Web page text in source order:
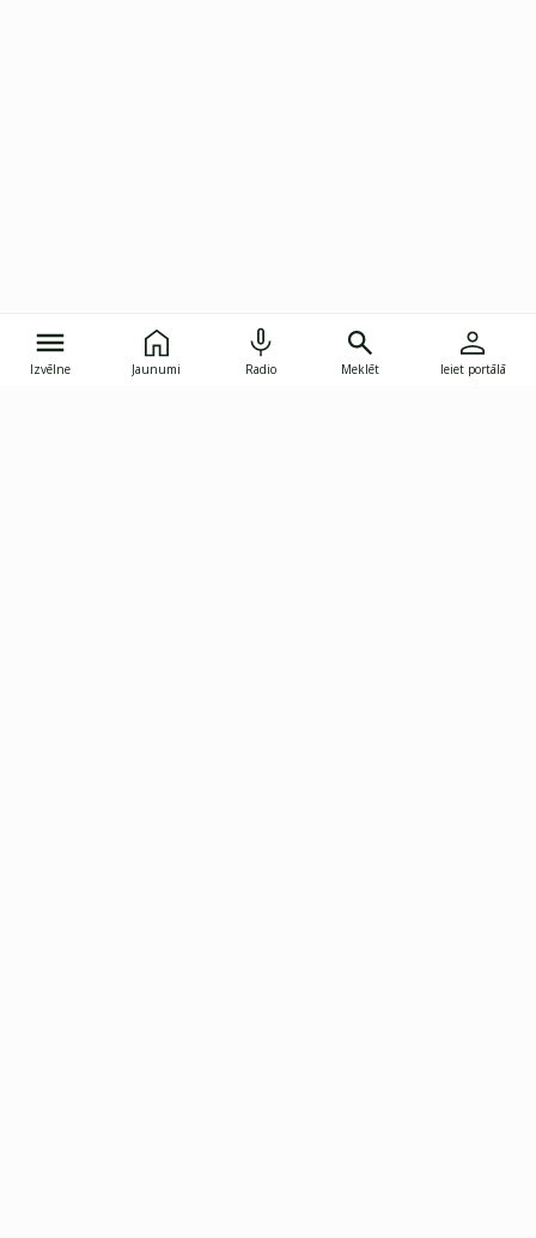
Izvēlne Jaunumi Radio Meklēt Ieiet portālā